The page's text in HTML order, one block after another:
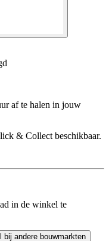
af te halen in jouw
& Collect beschikbaar.
in de winkel te
bij andere bouwmarkten